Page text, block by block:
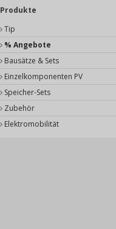
Produkte
Tip
% Angebote
Bausätze & Sets
Einzelkomponenten PV
Speicher-Sets
Zubehör
Elektromobilität